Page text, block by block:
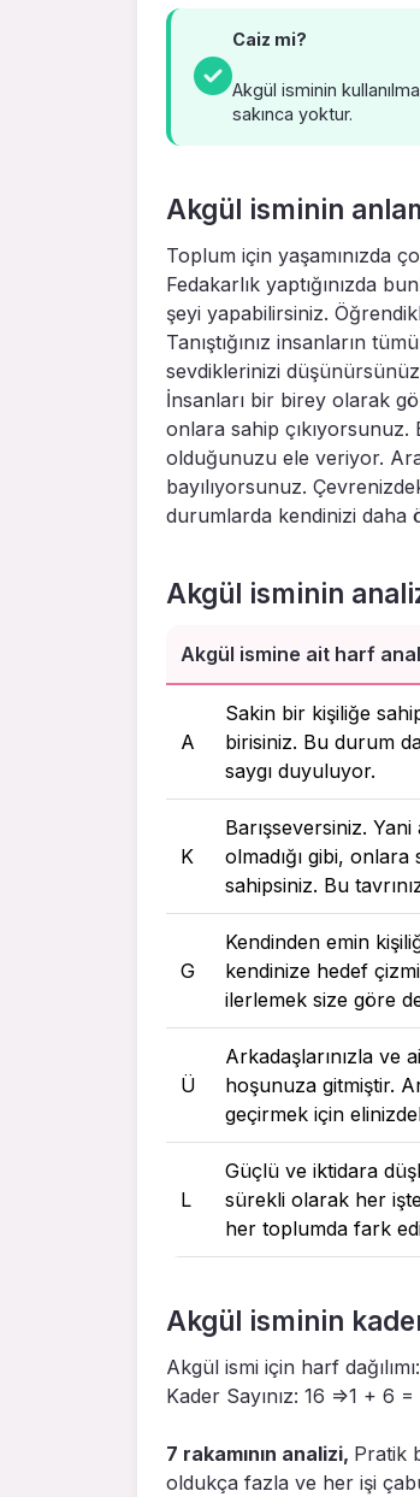
Caiz mi?
Akgül isminin
sakınca yoktur.
Akgül isminin
Toplum için yaşamınızda
Fedakarlık yaptığınızda
şeyi yapabilirsiniz.
Tanıştığınız insanların
sevdiklerinizi
İnsanları bir birey olarak
onlara sahip çıkıyorsunuz.
olduğunuzu ele veriyor.
bayılıyorsunuz.
durumlarda kendinizi daha
Akgül isminin
Akgül ismine ait harf
A
Sakin bir kişiliğe
birisiniz. Bu durum
saygı duyuluyor.
K
Barışseversiniz. Yani
olmadığı gibi,
sahipsiniz. Bu
G
Kendinden emin
kendinize hedef
ilerlemek size göre
Ü
Arkadaşlarınızla ve
hoşunuza gitmiştir.
geçirmek için
L
Güçlü ve iktidara
sürekli olarak her
her toplumda fark
Akgül isminin kader
Akgül ismi için harf
Kader Sayınız: 16 =>1 + 6 =
7 rakamının analizi, Pratik
oldukça fazla ve her işi